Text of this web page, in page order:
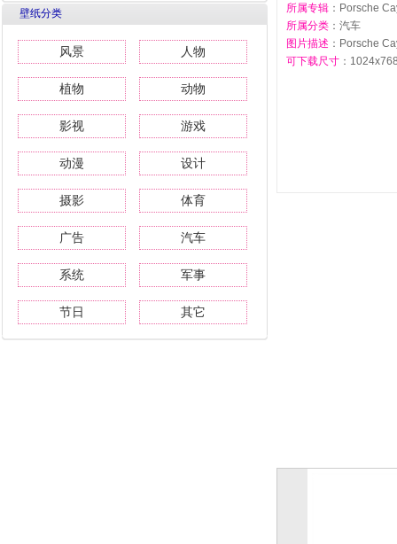
壁纸分类
风景 人物
植物 动物
影视 游戏
动漫 设计
摄影 体育
广告 汽车
系统 军事
节日 其它
所属专辑 ：Porsche
所属分类 ：汽车
图片描述 ：Porsche
可下载尺寸 ：